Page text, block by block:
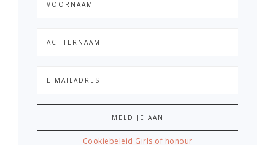
Cookiebeleid Girls of honour